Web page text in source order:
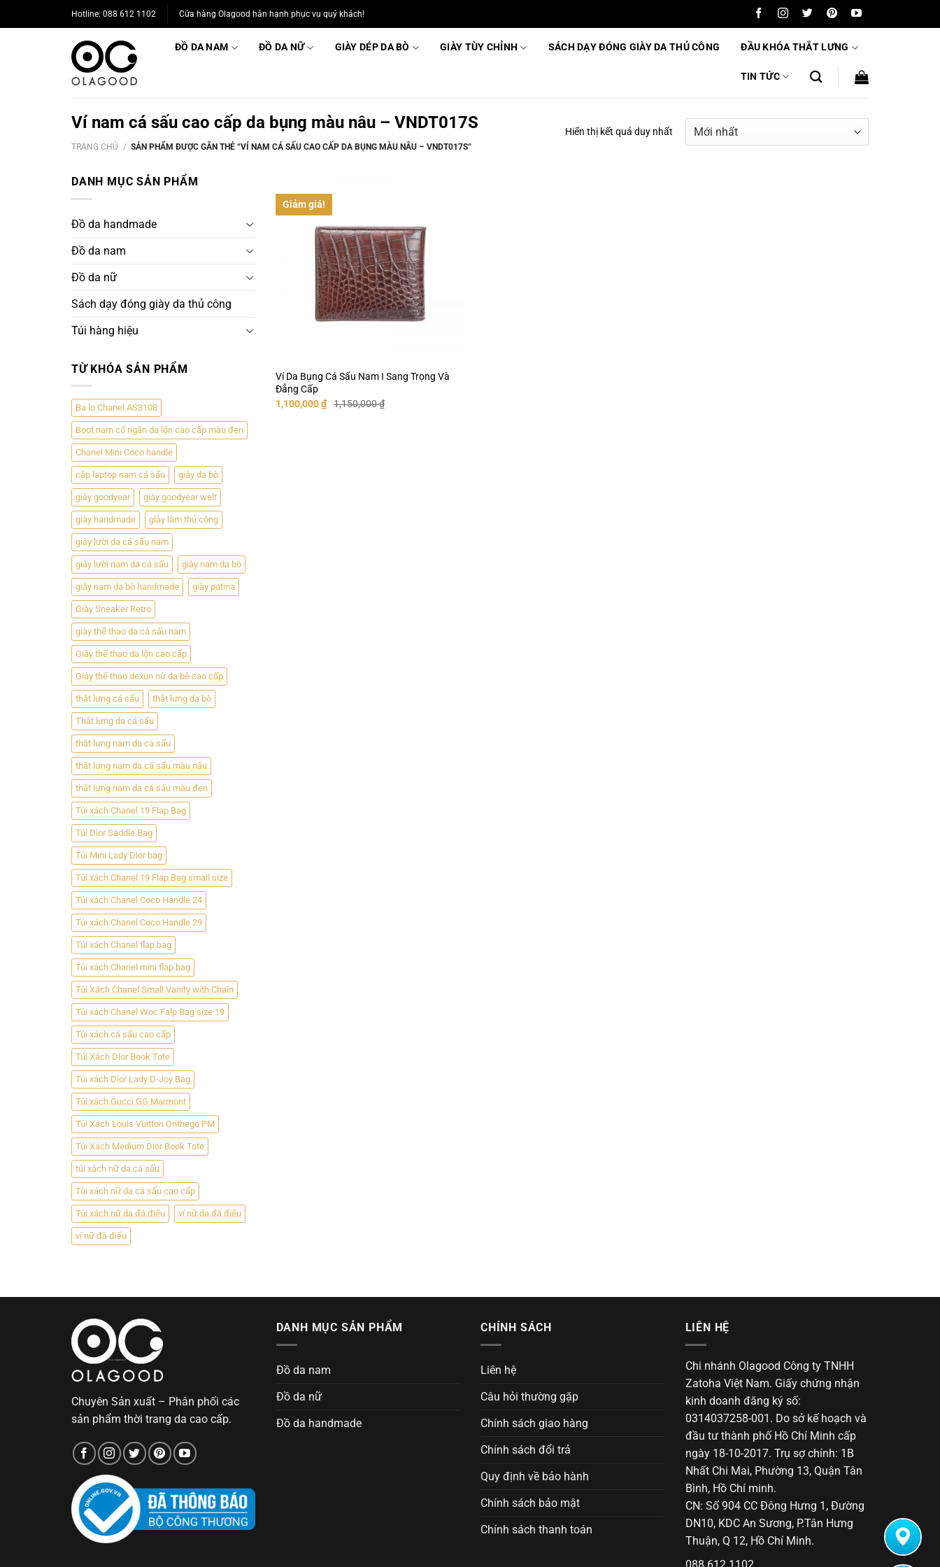
qua
Hotline: 088 612 1102 Cửa hàng Olagood hân hạnh phục vụ quý khách!
ĐỒ DA NAM ĐỒ DA NỮ GIÀY DÉP DA BÒ GIÀY TÙY CHỈNH SÁCH DẠY ĐÓNG GIÀY DA THỦ CÔNG ĐẦU KHÓA THẮT LƯNG
TIN TỨC
Ví nam cá sấu cao cấp da bụng màu nâu – VNDT017S
TRANG CHỦ / SẢN PHẨM ĐƯỢC GẮN THẺ “VÍ NAM CÁ SẤU CAO CẤP DA BỤNG MÀU NÂU – VNDT017S”
Hiển thị kết quả duy nhất
DANH MỤC SẢN PHẨM
Đồ da handmade
Đồ da nam
Đồ da nữ
Sách dạy đóng giày da thủ công
Túi hàng hiệu
TỪ KHÓA SẢN PHẨM
Ba lo Chanel AS3108
Boot nam cổ ngắn da lộn cao cấp màu đen
Chanel Mini Coco handle
cặp laptop nam cá sấu giày da bò
giày goodyear giày goodyear welt
giày handmade giày làm thủ công
giày lười da cá sấu nam
giày lười nam da cá sấu giày nam da bò
giày nam da bò handmade giày patina
Giày Sneaker Retro
giày thể thao da cá sấu nam
Giày thể thao da lộn cao cấp
Giày thể thao dexun nữ da bê cao cấp
thắt lưng cá sấu thắt lưng da bò
Thắt lưng da cá sấu
thắt lưng nam da cá sấu
thắt lưng nam da cá sấu màu nâu
thắt lưng nam da cá sấu màu đen
Túi xách Chanel 19 Flap Bag
Túi Dior Saddle Bag
Túi Mini Lady Dior bag
Túi xách Chanel 19 Flap Bag small size
Túi xách Chanel Coco Handle 24
Túi xách Chanel Coco Handle 29
Túi xách Chanel flap bag
Túi xách Chanel mini flap bag
Túi Xách Chanel Small Vanity with Chain
Túi xách Chanel Woc Falp Bag size 19
Túi xách cá sấu cao cấp
Túi Xách Dior Book Tote
Túi xách Dior Lady D-Joy Bag
Túi xách Gucci GG Marmont
Túi Xách Louis Vuitton Onthego PM
Túi Xách Medium Dior Book Tote
túi xách nữ da cá sấu
Túi xách nữ da cá sấu cao cấp
Túi xách nữ da đà điểu ví nữ da đà điểu
ví nữ đà điểu
Giảm giá!
Ví Da Bụng Cá Sấu Nam I Sang Trọng Và
Đẳng Cấp
1,150,000₫
Giá
1,100,000₫Giá
Chuyên Sản xuất – Phân phối các
sản phẩm thời trang da cao cấp.
DANH MỤC SẢN PHẨM
Đồ da nam
Đồ da nữ
Đồ da handmade
CHÍNH SÁCH
Liên hệ
Câu hỏi thường gặp
Chính sách giao hàng
Chính sách đổi trả
Quy định về bảo hành
Chính sách bảo mật
Chính sách thanh toán
LIÊN HỆ
Chi nhánh Olagood Công ty TNHH
Zatoha Việt Nam. Giấy chứng nhận
kinh doanh đăng ký số:
0314037258-001. Do sở kế hoạch và
đầu tư thành phố Hồ Chí Minh cấp
ngày 18-10-2017. Trụ sợ chính: 1B
Nhất Chi Mai, Phường 13, Quận Tân
Bình, Hồ Chí minh.
CN: Số 904 CC Đông Hưng 1, Đường
DN10, KDC An Sương, P.Tân Hưng
Thuận, Q 12, Hồ Chí Minh.